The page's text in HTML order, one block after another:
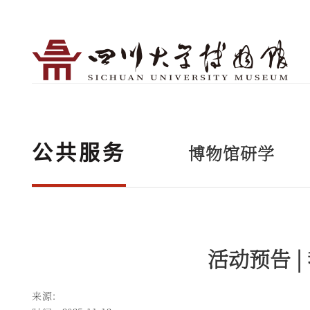
公共服务 博物馆研学
活动预告
来源：